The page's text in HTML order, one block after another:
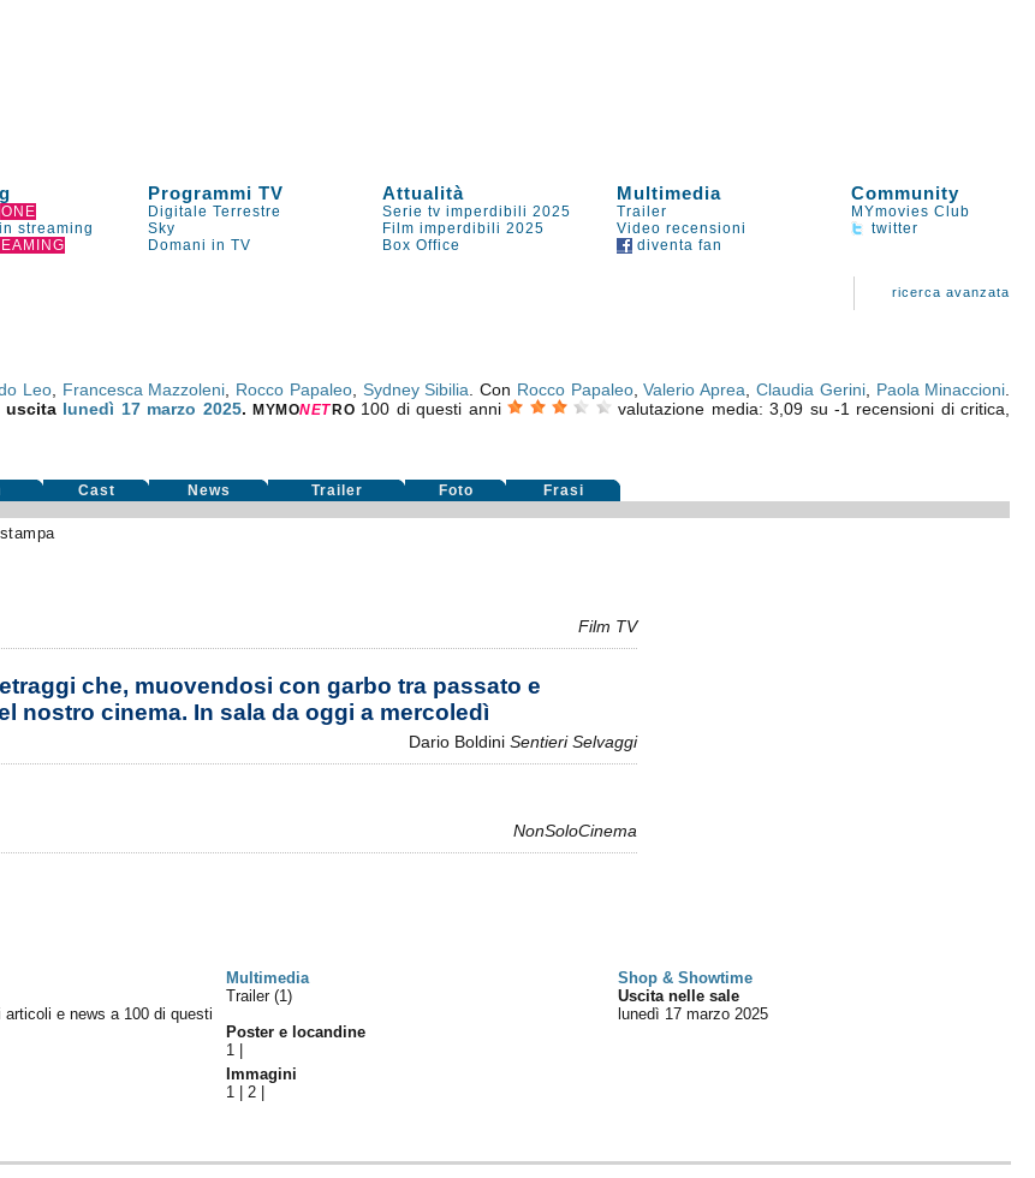
Programmi TV Attualità Multimedia Community
ONE Digitale Terrestre Serie tv imperdibili 2025 Trailer
MYmovies Club
streaming Sky Film imperdibili 2025 Video recensioni
twitter
Domani in TV Box Office diventa fan
ricerca avanzata
Leo, Francesca Mazzoleni Rocco Papaleo, Sydney Sibilia . Con Rocco Papaleo,Valerio Aprea Claudia Gerini, Paola Minaccioni
uscita lunedì 17 marzo 2025.MYMONET RO 100 di questi anni valutazione media:3,09 su-1 recensioni di critica,
Cast News Trailer Foto Frasi
Film TV
che, muovendosi con garbo tra passato e
nostro cinema. In sala da oggi a mercoledì
Dario BoldiniSentieri Selvaggi
NonSoloCinema
Multimedia
Shop & Showtime
articoli e news a 100 di questi
Trailer (1)
Poster e locandine
1
Immagini
1 |2
Uscita nelle sale
lunedì 17 marzo 2025